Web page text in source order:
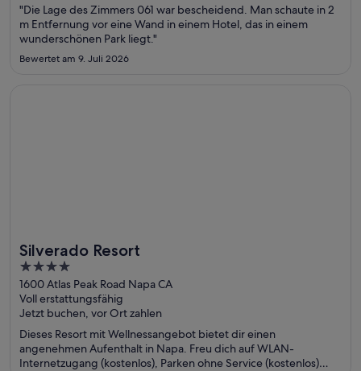
"Die Lage des Zimmers 061 war bescheidend. Man schaute in 2
m Entfernung vor eine Wand in einem Hotel, das in einem
wunderschönen Park liegt."
Bewertet am 9. Juli 2026
Toll für Golfer
Silverado Resort
4
out
of
5
1600 Atlas Peak Road Napa CA
Voll erstattungsfähig
Jetzt buchen, vor Ort zahlen
Dieses Resort mit Wellnessangebot bietet dir einen
angenehmen Aufenthalt in Napa. Freu dich auf WLAN-
Internetzugang (kostenlos), Parken ohne Service (kostenlos)